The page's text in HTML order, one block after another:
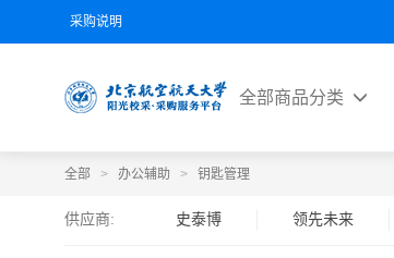
采购说明
全部商品分类
全部 > 办公辅助 > 钥匙管理
供应商: 史泰博 领先未来